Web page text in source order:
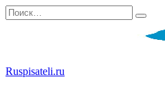
Перейти
к
Search
for:
Ruspisateli.ru